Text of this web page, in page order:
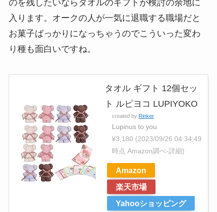
のを残したいならタオルのギフトが検討の余地に
入ります。オークの人が一気に退職する職場だと
お菓子ばっかりになっちゃうのでこういった変わ
り種も面白いですね。
タオル ギフト 12個セッ
ト ルピヨコ LUPIYOKO
created by Rinker
Lupinus to you
¥3,180 (2023/09/26 04:34:49
時点 Amazon調べ-詳細)
Amazon
楽天市場
Yahooショッピング